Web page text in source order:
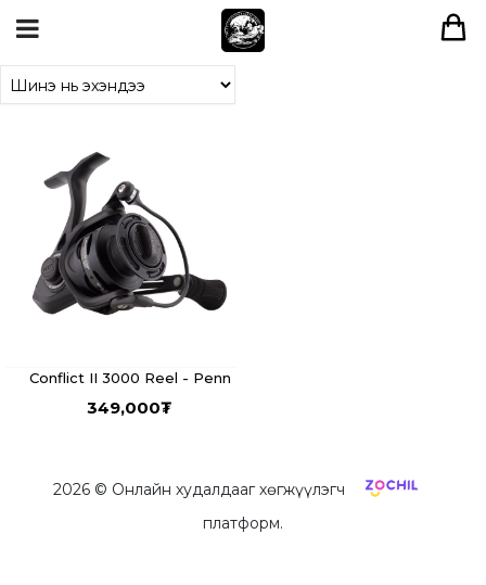
Conflict II 3000 Reel - Penn
349,000₮
2026© Онлайн худалдааг хөгжүүлэгч
платформ.